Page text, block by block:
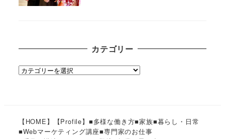
カテゴリー
カ
【HOME】 【Profile】 ■多様な働き方■家族■暮らし・日常
■Webマーケティング講座■専門家のお仕事